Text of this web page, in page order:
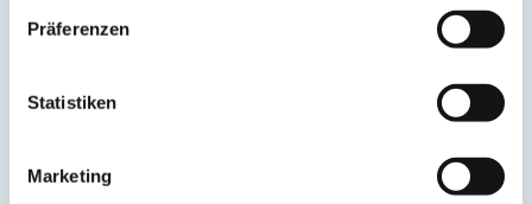
Präferenzen
Statistiken
Marketing
Ostseeallee 16
+